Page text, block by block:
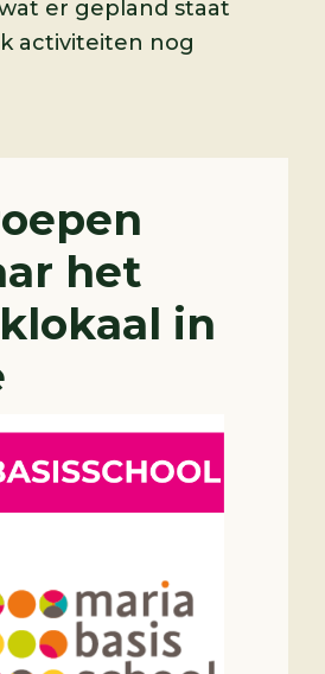
er gepland staat
activiteiten nog
het
in